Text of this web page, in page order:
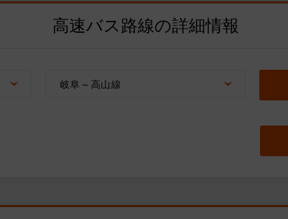
高速バス路線の詳細情報
岐阜～高山線